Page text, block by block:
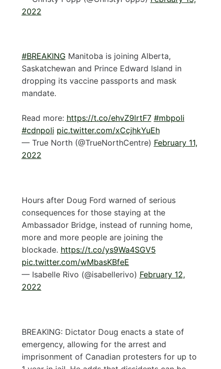
2022
#BREAKING Manitoba is joining Alberta,
Saskatchewan and Prince Edward Island in
dropping its vaccine passports and mask
mandate.
Read more: https://t.co/ehvZ9lrtF7 #mbpoli
#cdnpoli pic.twitter.com/xCcjhkYuEh
— True North (@TrueNorthCentre) February 11,
2022
Hours after Doug Ford warned of serious
consequences for those staying at the
Ambassador Bridge, instead of running home,
more and more people are joining the
blockade. https://t.co/ys9Wa4SGV5
pic.twitter.com/wMbasKBfeE
— Isabelle Rivo (@isabellerivo) February 12,
2022
BREAKING: Dictator Doug enacts a state of
emergency, allowing for the arrest and
imprisonment of Canadian protesters for up to